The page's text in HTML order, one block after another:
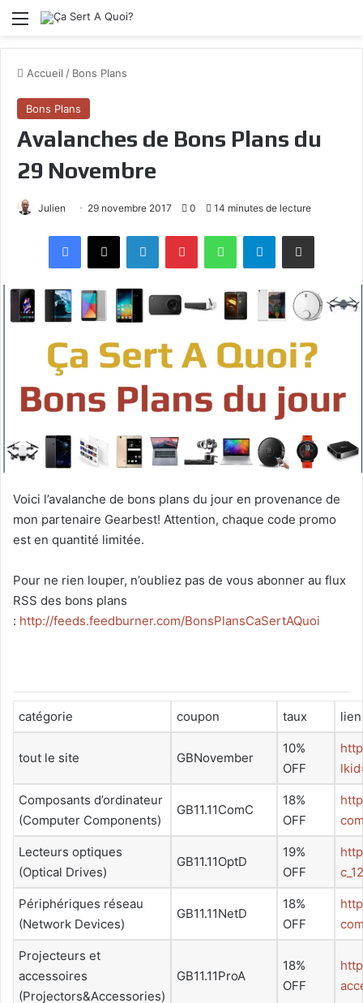
Menu
Accueil / Bons Plans
Bons Plans
Avalanches de Bons Plans du
29 Novembre
Julien 29 novembre 2017 0 14 minutes de lecture
Facebook
X LinkedinPinterestWhatsAppTelegramPartagez par mail
Voici l’avalanche de bons plans du jour en provenance de
mon partenaire Gearbest! Attention, chaque code promo
est en quantité limitée.
Pour ne rien louper, n’oubliez pas de vous abonner au flux
RSS des bons plans
: http://feeds.feedburner.com/BonsPlansCaSertAQuoi
catégorie coupon taux lien
tout le site GBNovember
10%
OFF
Composants d’ordinateur
(Computer Components)
GB11.11ComC
18%
OFF
Lecteurs optiques
(Optical Drives)
GB11.11OptD
19%
OFF
Périphériques réseau
(Network Devices)
GB11.11NetD
18%
OFF
Projecteurs et
accessoires
(Projectors&Accessories)
GB11.11ProA
18%
OFF